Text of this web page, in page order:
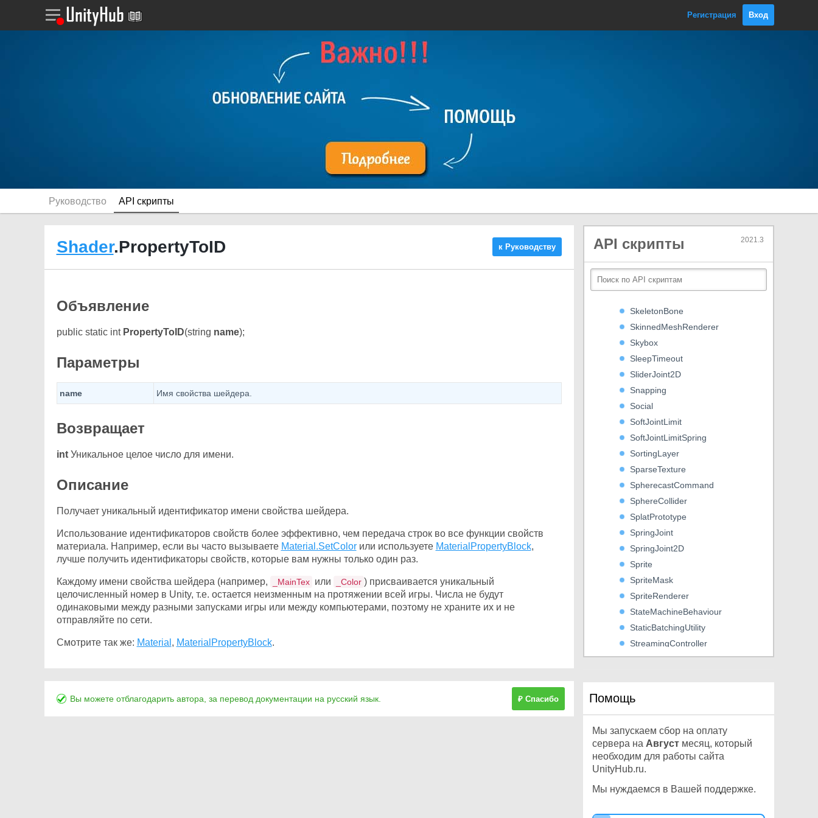
Регистрация Вход
Руководство API скрипты
к Руководству
Shader.PropertyToID
Объявление
public static int PropertyToID(string name);
Параметры
name Имя свойства шейдера.
Возвращает
intУникальное целое число для имени.
Описание
Получает уникальный идентификатор имени свойства шейдера.
Использование идентификаторов свойств более эффективно, чем передача строк во все функции свойств
материала. Например, если вы часто вызываете Material.SetColorили используете MaterialPropertyBlock,
лучше получить идентификаторы свойств, которые вам нужны только один раз.
Каждому имени свойства шейдера (например, _MainTex или _Color ) присваивается уникальный
целочисленный номер в Unity, т.е. остается неизменным на протяжении всей игры. Числа не будут
одинаковыми между разными запусками игры или между компьютерами, поэтому не храните их и не
отправляйте по сети.
Смотрите так же: Material , MaterialPropertyBlock.
Вы можете отблагодарить автора, за перевод документации на русский язык. ₽ Спасибо
API скрипты 2021.3
RenderSettings
ScreenCapture
SecondarySpriteTexture
Security
Shader
SkeletonBone
SkinnedMeshRenderer
Skybox
SleepTimeout
SliderJoint2D
Snapping
Social
SoftJointLimit
SoftJointLimitSpring
SortingLayer
SparseTexture
SpherecastCommand
SphereCollider
SplatPrototype
SpringJoint
SpringJoint2D
Sprite
SpriteMask
SpriteRenderer
StateMachineBehaviour
StaticBatchingUtility
StreamingController
Subsystem
TargetJoint2D
Terrain
TerrainCollider
TerrainData
Помощь
Мы запускаем сбор на оплату
сервера на Август месяц, который
необходим для работы сайта
UnityHub.ru.
Мы нуждаемся в Вашей поддержке.